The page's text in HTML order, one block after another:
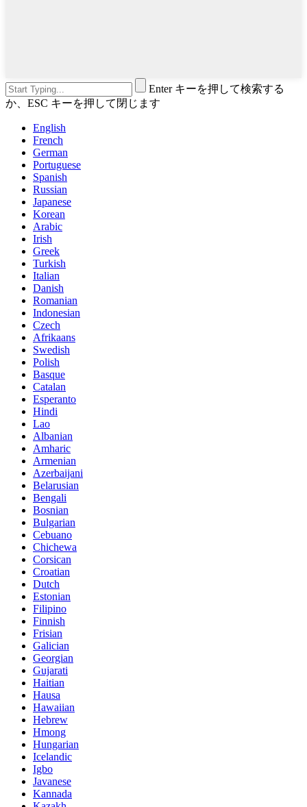
Enter キーを押して検索する
か、ESC キーを押して閉じます
English
French
German
Portuguese
Spanish
Russian
Japanese
Korean
Arabic
Irish
Greek
Turkish
Italian
Danish
Romanian
Indonesian
Czech
Afrikaans
Swedish
Polish
Basque
Catalan
Esperanto
Hindi
Lao
Albanian
Amharic
Armenian
Azerbaijani
Belarusian
Bengali
Bosnian
Bulgarian
Cebuano
Chichewa
Corsican
Croatian
Dutch
Estonian
Filipino
Finnish
Frisian
Galician
Georgian
Gujarati
Haitian
Hausa
Hawaiian
Hebrew
Hmong
Hungarian
Icelandic
Igbo
Javanese
Kannada